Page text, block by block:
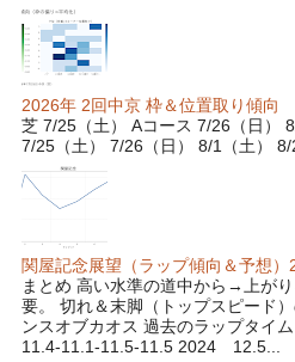
2026年 2回中京 枠＆位置取り傾向
芝 7/25（土） Aコース 7/26（日）
7/25（土） 7/26（日） 8/1（土） 8/
関屋記念展望（ラップ傾向＆予想）
まとめ 高い水準の道中から→上が
要。 切れ＆末脚（トップスピード
ンスオブカオス 過去のラップタ
11.4-11.1-11.5-11.5 2024 12.5...